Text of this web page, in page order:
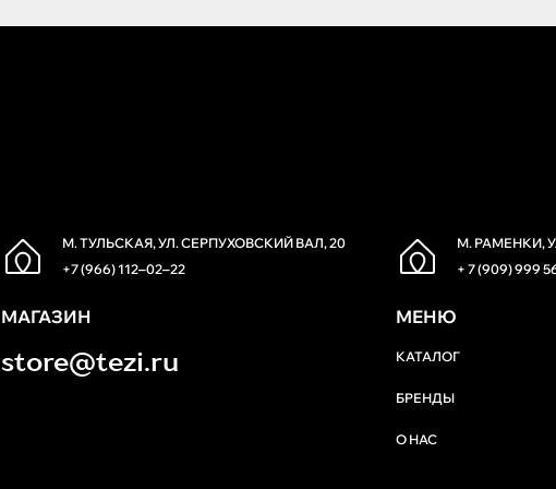
М. ТУЛЬСКАЯ, УЛ. СЕРПУХОВСКИЙ ВАЛ, 20
+7 (966) 112‒02‒22
М. РАМЕНКИ,
+ 7 (909) 999
МАГАЗИН
store@tezi.ru
МЕНЮ
КАТАЛОГ
БРЕНДЫ
О НАС